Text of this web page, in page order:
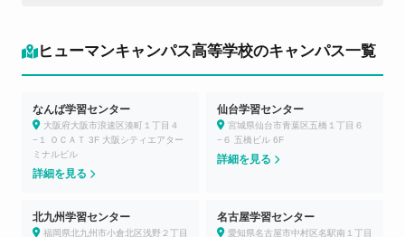
ヒューマンキャンパス高等学校のキャンパス一覧
なんば学習センター
大阪府大阪市浪速区湊町１丁目４
−１ ＯＣＡＴ 3F 大阪シティエアター
ミナルビル
詳細を見る
仙台学習センター
宮城県仙台市青葉区五橋１丁目６
−６ 五橋ビル 6F
詳細を見る
北九州学習センター
福岡県北九州市小倉北区浅野２丁目
名古屋学習センター
愛知県名古屋市中村区名駅南１丁目